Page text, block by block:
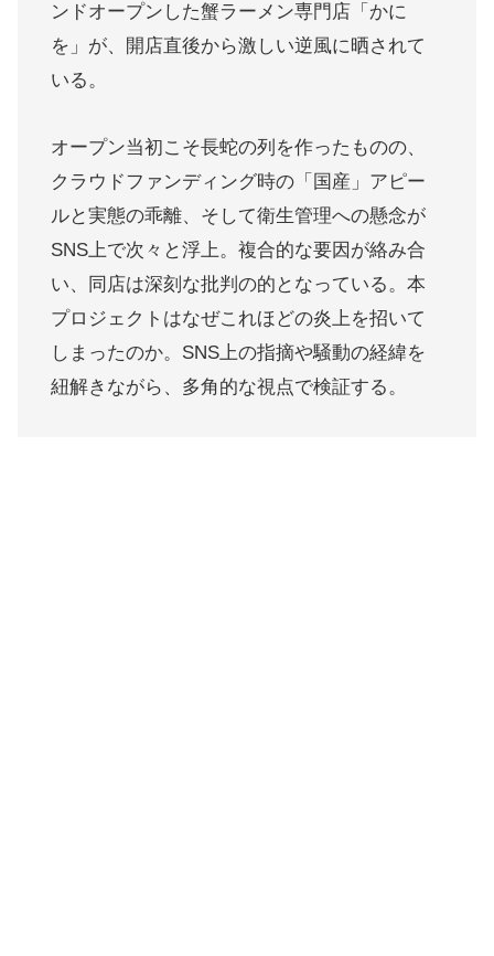
ンドオープンした蟹ラーメン専門店「かに
を」が、開店直後から激しい逆風に晒されて
いる。
オープン当初こそ長蛇の列を作ったものの、
クラウドファンディング時の「国産」アピー
ルと実態の乖離、そして衛生管理への懸念が
SNS上で次々と浮上。複合的な要因が絡み合
い、同店は深刻な批判の的となっている。本
プロジェクトはなぜこれほどの炎上を招いて
しまったのか。SNS上の指摘や騒動の経緯を
紐解きながら、多角的な視点で検証する。